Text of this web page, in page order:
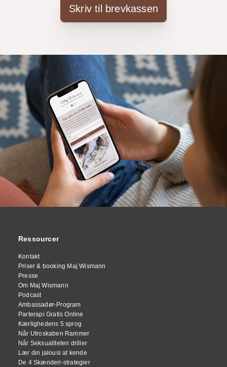
Skriv til brevkassen
Ressourcer
Kontakt
Priser & booking Maj Wismann
Presse
Om Maj Wismann
Podcast
Ambassadør-Program
Parterapi Gratis Online
Kærlighedens 5 sprog
Når Utroskaben Rammer
Når Seksualiteten driller
Lær din jalousi at kende
De 4 Skænderi-strategier